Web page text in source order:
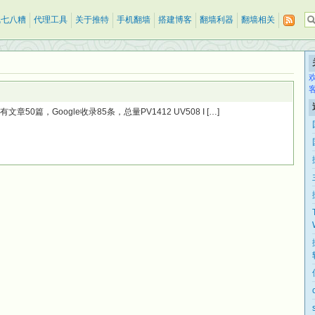
八糟 代理工具 关于推特 手机翻墙 搭建博客 翻墙利器 翻墙相关
文章50篇，Google收录85条，总量PV1412 UV508 I […]